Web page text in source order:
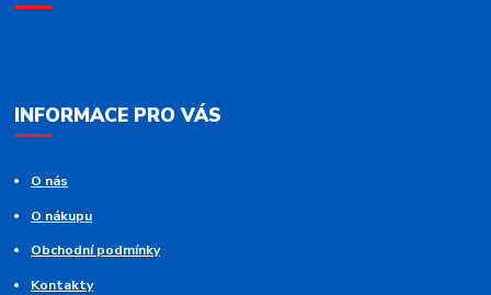
INFORMACE PRO VÁS
O nás
O nákupu
Obchodní podmínky
Kontakty